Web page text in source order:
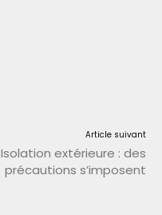
Article suivant
Isolation extérieure : des
précautions s’imposent